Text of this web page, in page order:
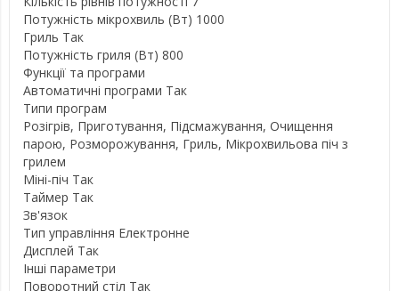
Потужність мікрохвиль (Вт) 1000
Гриль Так
Потужність гриля (Вт) 800
Функції та програми
Автоматичні програми Так
Типи програм
Розігрів, Приготування, Підсмажування, Очищення
парою, Розморожування, Гриль, Мікрохвильова піч з
грилем
Міні-піч Так
Таймер Так
Зв'язок
Тип управління Електронне
Дисплей Так
Інші параметри
Поворотний стіл Так